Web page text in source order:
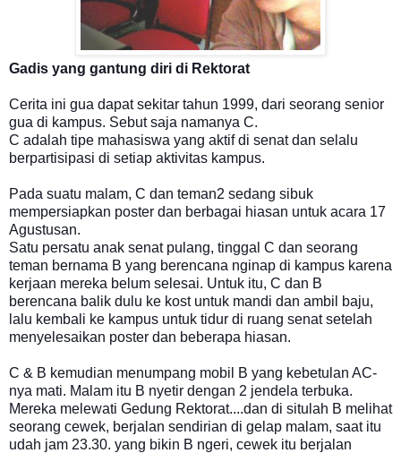
Gadis yang gantung diri di Rektorat
Cerita ini gua dapat sekitar tahun 1999, dari seorang senior
gua di kampus. Sebut saja namanya C.
C adalah tipe mahasiswa yang aktif di senat dan selalu
berpartisipasi di setiap aktivitas kampus.
Pada suatu malam, C dan teman2 sedang sibuk
mempersiapkan poster dan berbagai hiasan untuk acara 17
Agustusan.
Satu persatu anak senat pulang, tinggal C dan seorang
teman bernama B yang berencana nginap di kampus karena
kerjaan mereka belum selesai. Untuk itu, C dan B
berencana balik dulu ke kost untuk mandi dan ambil baju,
lalu kembali ke kampus untuk tidur di ruang senat setelah
menyelesaikan poster dan beberapa hiasan.
C & B kemudian menumpang mobil B yang kebetulan AC-
nya mati. Malam itu B nyetir dengan 2 jendela terbuka.
Mereka melewati Gedung Rektorat....dan di situlah B melihat
seorang cewek, berjalan sendirian di gelap malam, saat itu
udah jam 23.30. yang bikin B ngeri, cewek itu berjalan